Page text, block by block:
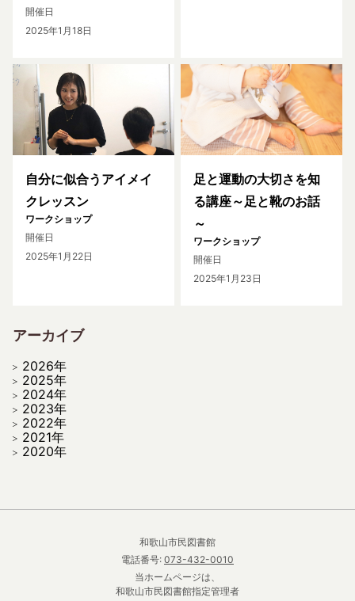
開催日
2025年1月18日
自分に似合うアイメイ
クレッスン
ワークショップ
開催日
2025年1月22日
足と運動の大切さを知
る講座～足と靴のお話
～
ワークショップ
開催日
2025年1月23日
アーカイブ
2026年
2025年
2024年
2023年
2022年
2021年
2020年
和歌山市民図書館
電話番号: 073-432-0010
当ホームページは、
和歌山市民図書館指定管理者